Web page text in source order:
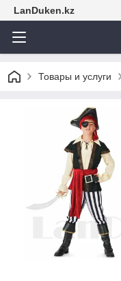
LanDuken.kz
Товары и услуги